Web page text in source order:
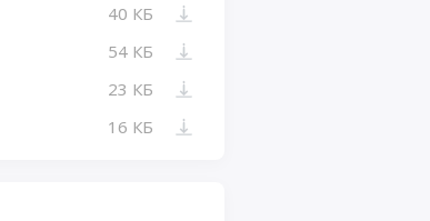
40 КБ
54 КБ
23 КБ
16 КБ